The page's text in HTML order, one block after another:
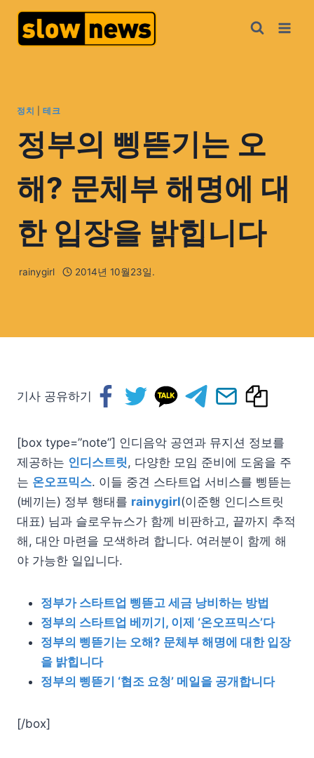
정치 테크
정부의 삥뜯기는 오
해? 문체부 해명에 대
한 입장을 밝힙니다
rainygirl 2014년 10월23일.
기사 공유하기
[box type=”note”] 인디음악 공연과 뮤지션 정보를
제공하는 인디스트릿, 다양한 모임 준비에 도움을 주
는 온오프믹스. 이들 중견 스타트업 서비스를 삥뜯는
(베끼는) 정부 행태를 rainygirl(이준행 인디스트릿
대표) 님과 슬로우뉴스가 함께 비판하고, 끝까지 추적
해, 대안 마련을 모색하려 합니다. 여러분이 함께 해
야 가능한 일입니다.
정부가 스타트업 삥뜯고 세금 낭비하는 방법
정부의 스타트업 베끼기, 이제 ‘온오프믹스’다
정부의 삥뜯기는 오해? 문체부 해명에 대한 입장
을 밝힙니다
정부의 삥뜯기 ‘협조 요청’ 메일을 공개합니다
[/box]